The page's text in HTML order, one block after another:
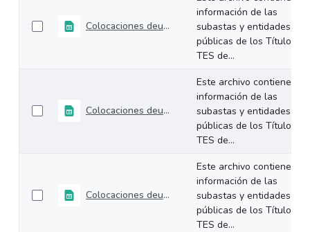
Colocaciones deuda interna TES Marzo 2026
información de las
subastas y entidades
públicas de los Títulos
TES de...
Colocaciones deuda interna TES Febrero 2026
Este archivo contiene la
información de las
subastas y entidades
públicas de los Títulos
TES de...
Colocaciones deuda interna TES Enero 2026
Este archivo contiene la
información de las
subastas y entidades
públicas de los Títulos
TES de...